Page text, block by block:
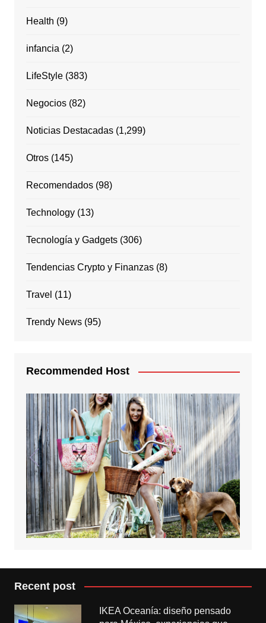
Health (9)
infancia (2)
LifeStyle(383)
Negocios(82)
Noticias Destacadas(1,299)
Otros(145)
Recomendados(98)
Technology(13)
Tecnología y Gadgets(306)
Tendencias Crypto y Finanzas(8)
Travel (11)
Trendy News(95)
Recommended Host
Recent post
IKEA Oceanía: diseño pensado